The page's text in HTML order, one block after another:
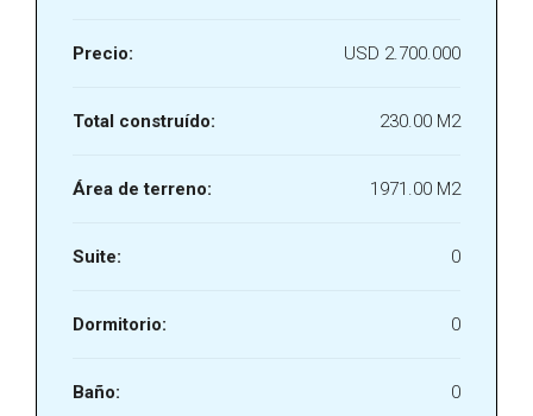
Precio: USD 2.700.000
Total construído: 230.00 M2
Área de terreno: 1971.00 M2
Suite: 0
Dormitorio: 0
Baño: 0